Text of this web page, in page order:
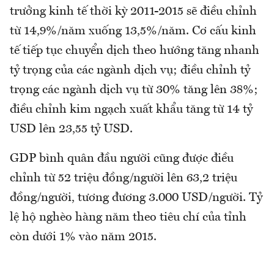
trưởng kinh tế thời kỳ 2011-2015 sẽ điều chỉnh
từ 14,9%/năm xuống 13,5%/năm. Cơ cấu kinh
tế tiếp tục chuyển dịch theo hướng tăng nhanh
tỷ trọng của các ngành dịch vụ; điều chỉnh tỷ
trọng các ngành dịch vụ từ 30% tăng lên 38%;
điều chỉnh kim ngạch xuất khẩu tăng từ 14 tỷ
USD lên 23,55 tỷ USD.
GDP bình quân đầu người cũng được điều
chỉnh từ 52 triệu đồng/người lên 63,2 triệu
đồng/người, tương đương 3.000 USD/người. Tỷ
lệ hộ nghèo hàng năm theo tiêu chí của tỉnh
còn dưới 1% vào năm 2015.